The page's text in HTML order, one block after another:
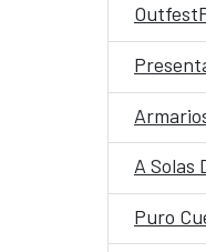
A Solas
Puro